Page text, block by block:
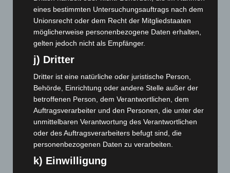
7. August 2026
Hannover: Erste Tigermücken-Population in Niedersachsen
entdeckt
eingedämmt
Region Hannover: 21 neue Notfallsanitäter starten beim
Roten Kreuz
5. August 2026
Mann läuft mit Hockeyschläger über A7 – Polizei sucht
Zeugen
eines bestimmten Untersuchungsauftrags nach dem
Unionsrecht oder dem Recht der Mitgliedstaaten
möglicherweise personenbezogene Daten erhalten,
gelten jedoch nicht als Empfänger.
j) Dritter
Dritter ist eine natürliche oder juristische Person,
Behörde, Einrichtung oder andere Stelle außer der
betroffenen Person, dem Verantwortlichen, dem
Auftragsverarbeiter und den Personen, die unter der
unmittelbaren Verantwortung des Verantwortlichen
oder des Auftragsverarbeiters befugt sind, die
personenbezogenen Daten zu verarbeiten.
k) Einwilligung